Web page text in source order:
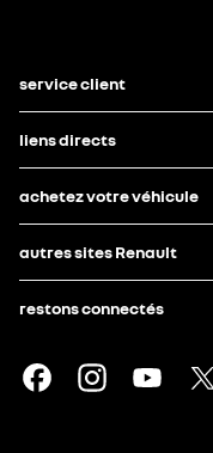
service client
liens directs
achetez votre véhicule
autres sites Renault
restons connectés